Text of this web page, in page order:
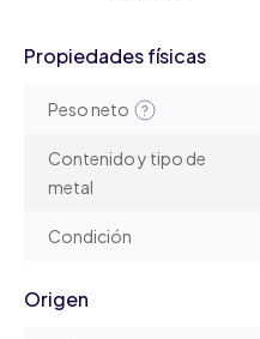
Propiedades físicas
Peso neto
Contenido y tipo de
metal
Condición
Origen